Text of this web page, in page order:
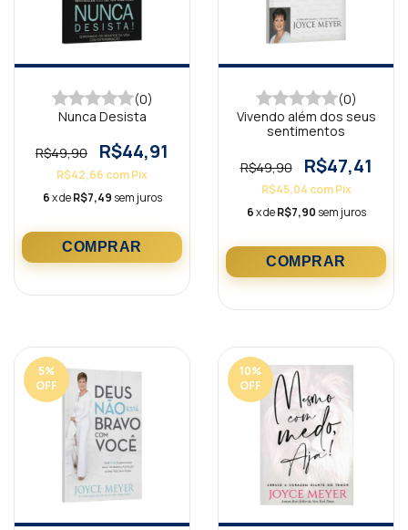
(0)
Nunca Desista
R$49,90 R$44,91
R$42,66 comPix
6x deR$7,49 sem juros
(0)
Vivendo além dos seus
sentimentos
R$49,90 R$47,41
R$45,04 com Pix
6x deR$7,90 sem juros
5%
OFF
10%
OFF